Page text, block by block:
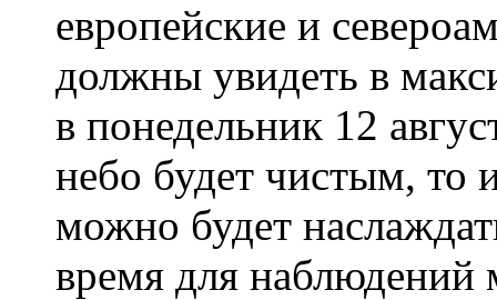
европейские и
должны увидеть в
в понедельник 12
небо будет чистым, то
можно будет
время для наблюдений